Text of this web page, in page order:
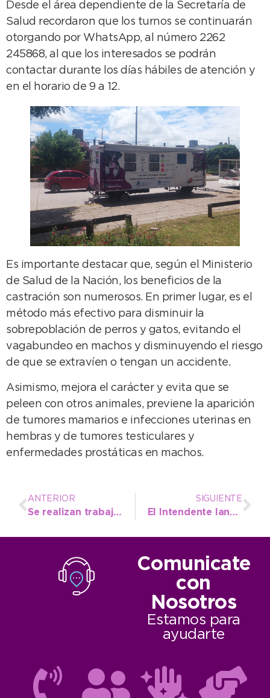
Desde el área dependiente de la Secretaría de
Salud recordaron que los turnos se continuarán
otorgando por WhatsApp, al número 2262
245868, al que los interesados se podrán
contactar durante los días hábiles de atención y
en el horario de 9 a 12.
Es importante destacar que, según el Ministerio
de Salud de la Nación, los beneficios de la
castración son numerosos. En primer lugar, es el
método más efectivo para disminuir la
sobrepoblación de perros y gatos, evitando el
vagabundeo en machos y disminuyendo el riesgo
de que se extravíen o tengan un accidente.
Asimismo, mejora el carácter y evita que se
peleen con otros animales, previene la aparición
de tumores mamarios e infecciones uterinas en
hembras y de tumores testiculares y
enfermedades prostáticas en machos.
ANTERIOR
Se realizan trabajos de bacheo en la Ruta 80 que une a Juan N. Fernández con Claraz
SIGUIENTE
El Intendente lanzó la primera bola de la temporada en el Casino
Comunicate
con
Nosotros
Estamos para
ayudarte